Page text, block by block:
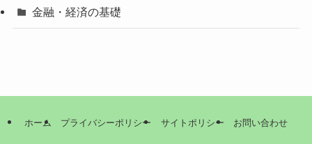
金融・経済の基礎
ホーム プライバシーポリシー サイトポリシー お問い合わせ